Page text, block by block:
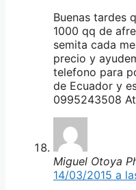
Buenas tardes
1000 qq de
semita cada
precio y
telefono para
de Ecuador y
0995243508
Miguel Otoya
14/03/2015 a